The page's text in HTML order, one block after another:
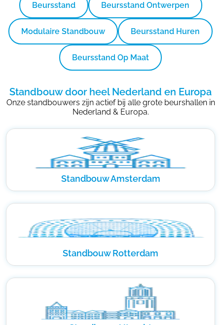
Beursstand Beursstand Ontwerpen
Modulaire Standbouw Beursstand Huren
Beursstand Op Maat
Standbouw door heel Nederland en Europa
Onze standbouwers zijn actief bij alle grote beurshallen in
Nederland & Europa.
Standbouw Amsterdam
Standbouw Rotterdam